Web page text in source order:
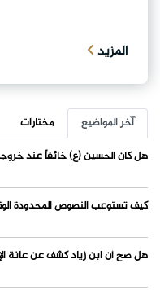
المزيد
آخر المواضيع مختارات
هل كان الحسين (ع) خائفاً عند
كيف تستوعب النصوص المحدودة
هل صح أن ابن زياد كشف عن عانة